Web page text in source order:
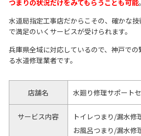
つまりの状況だけをみてもらうことも可能。
水道局指定工事店だからこその、確かな
で満足のいくサービスが受けられます。
兵庫県全域に対応しているので、神戸で
る水道修理業者です。
店舗名 水廻り修理サポート
サービス内容
トイレつまり/漏水
お風呂つまり/漏水修